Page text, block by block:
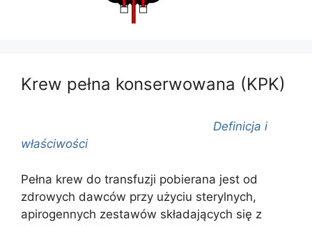
Krew pełna konserwowana (KPK)
Definicja i
właściwości
Pełna krew do transfuzji pobierana jest od
zdrowych dawców przy użyciu sterylnych,
apirogennych zestawów składających się z